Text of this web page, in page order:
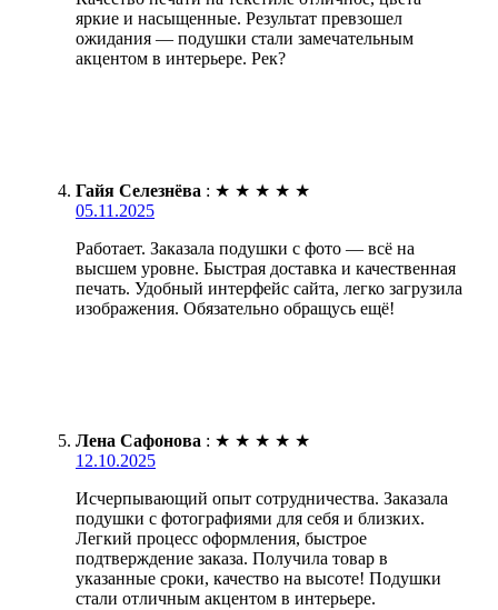
яркие и насыщенные. Результат превзошел
ожидания — подушки стали замечательным
акцентом в интерьере. Рек?
Гайя Селезнёва : ★ ★ ★ ★ ★
05.11.2025
Работает. Заказала подушки с фото — всё на
высшем уровне. Быстрая доставка и качественная
печать. Удобный интерфейс сайта, легко загрузила
изображения. Обязательно обращусь ещё!
Лена Сафонова : ★ ★ ★ ★ ★
12.10.2025
Исчерпывающий опыт сотрудничества. Заказала
подушки с фотографиями для себя и близких.
Легкий процесс оформления, быстрое
подтверждение заказа. Получила товар в
указанные сроки, качество на высоте! Подушки
стали отличным акцентом в интерьере.